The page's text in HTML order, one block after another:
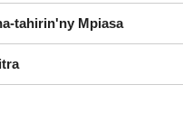
tahirin'ny Mpiasa
(misokatra anatin'ny